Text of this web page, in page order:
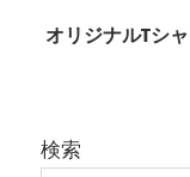
ビ
ー
オリジナルTシ
検索